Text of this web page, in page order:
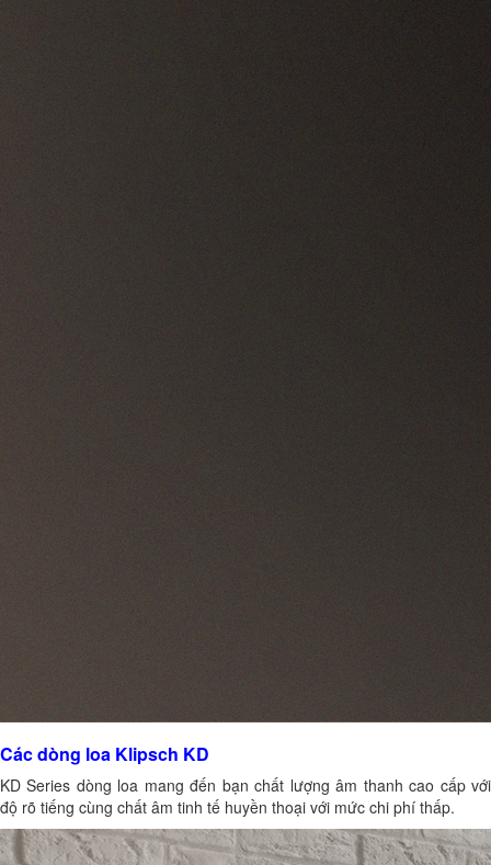
Các dòng loa Klipsch KD
KD Series dòng loa mang đến bạn chất lượng âm thanh cao cấp với
độ rõ tiếng cùng chất âm tinh tế huyền thoại với mức chi phí thấp.